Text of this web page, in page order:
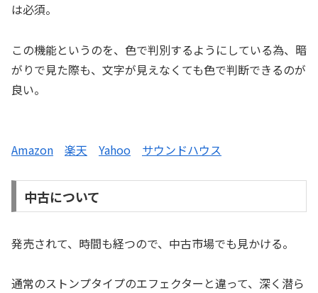
は必須。
この機能というのを、色で判別するようにしている為、暗
がりで見た際も、文字が見えなくても色で判断できるのが
良い。
Amazon 楽天 Yahoo サウンドハウス
中古について
発売されて、時間も経つので、中古市場でも見かける。
通常のストンプタイプのエフェクターと違って、深く潜ら